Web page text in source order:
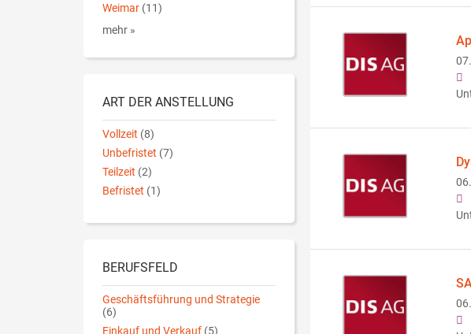
Weimar (11)
mehr »
ART DER ANSTELLUNG
Vollzeit (8)
Unbefristet (7)
Teilzeit (2)
Befristet (1)
BERUFSFELD
Geschäftsführung und Strategie
(6)